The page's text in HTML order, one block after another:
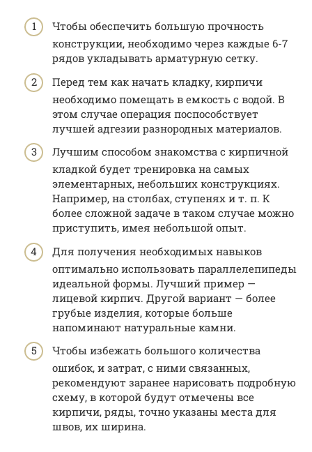
Чтобы обеспечить большую прочность
конструкции, необходимо через каждые 6-7
рядов укладывать арматурную сетку.
Перед тем как начать кладку, кирпичи
необходимо помещать в емкость с водой. В
этом случае операция поспособствует
лучшей адгезии разнородных материалов.
Лучшим способом знакомства с кирпичной
кладкой будет тренировка на самых
элементарных, небольших конструкциях.
Например, на столбах, ступенях и т. п. К
более сложной задаче в таком случае можно
приступить, имея небольшой опыт.
Для получения необходимых навыков
оптимально использовать параллелепипеды
идеальной формы. Лучший пример —
лицевой кирпич. Другой вариант — более
грубые изделия, которые больше
напоминают натуральные камни.
Чтобы избежать большого количества
ошибок, и затрат, с ними связанных,
рекомендуют заранее нарисовать подробную
схему, в которой будут отмечены все
кирпичи, ряды, точно указаны места для
швов, их ширина.